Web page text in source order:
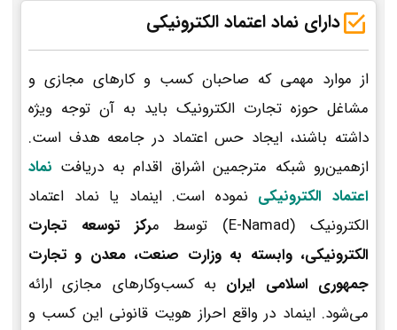
دارای نماد اعتماد الکترونیکی
از موارد مهمی که صاحبان کسب و کارهای مجازی و
مشاغل حوزه تجارت الکترونیک باید به آن توجه ویژه
داشته باشند، ایجاد حس اعتماد در جامعه هدف است.
ازهمین‌رو شبکه مترجمین اشراق اقدام به دریافت نماد
اعتماد الکترونیکی نموده است. اینماد یا نماد اعتماد
الکترونیک (E-Namad) توسط م
رکز توسعه تجارت
الکترونیکی، وابسته به وزارت صنعت، معدن و تجارت
جمهوری اسلامی ایران به کسب‌وکارهای مجازی ارائه
می‌شود. اینماد در واقع احراز هویت قانونی این کسب و